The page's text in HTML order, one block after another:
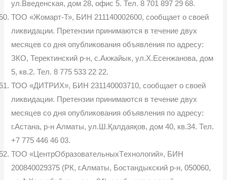
ул.Введенская, дом 28, офис 5. Тел. 8 701 897 29 68.
ТОО «Жомарт-Т», БИН 211140002600, сообщает о своей
ликвидации. Претензии принимаются в течение двух
месяцев со дня опубликования объявления по адресу:
ЗКО, Теректинский р-н, с.Акжайык, ул.Х.Есенжанова, дом
5, кв.2. Тел. 8 775 533 22 22.
ТОО «ДИТРИХ», БИН 231140003710, сообщает о своей
ликвидации. Претензии принимаются в течение двух
месяцев со дня опубликования объявления по адресу:
г.Астана, р-н Алматы, ул.Ш.Қалдаяқов, дом 40, кв.34. Тел.
+7 775 446 46 03.
ТОО «ЦeнтрОбрaзoвaтeльныxТeхнoлoгий», БИН
200840029375 (РК, г.Алматы, Бостандыкский р-н, 050060,